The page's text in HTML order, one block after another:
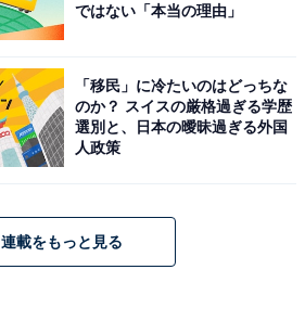
ではない「本当の理由」
「移民」に冷たいのはどっちな
のか？ スイスの厳格過ぎる学歴
選別と、日本の曖昧過ぎる外国
人政策
連載をもっと見る